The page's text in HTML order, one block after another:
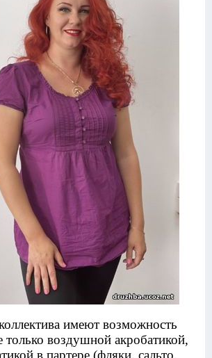
имеют возможность
только воздушной акробатикой,
в партере (фляки. сальто,